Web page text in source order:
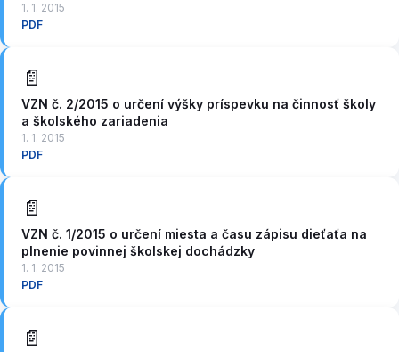
1. 1. 2015
PDF
📄
VZN č. 2/2015 o určení výšky príspevku na činnosť školy
a školského zariadenia
1. 1. 2015
PDF
📄
VZN č. 1/2015 o určení miesta a času zápisu dieťaťa na
plnenie povinnej školskej dochádzky
1. 1. 2015
PDF
📄